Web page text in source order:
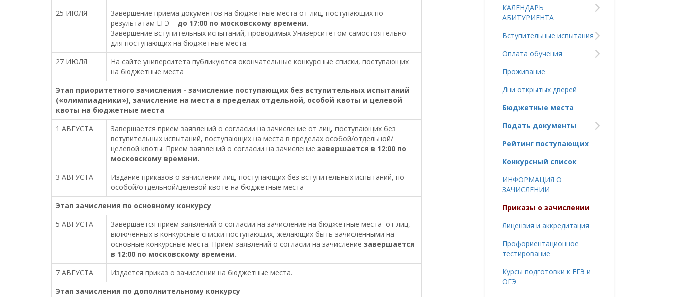
25 ИЮЛЯ
Завершение приема документов на бюджетные места от лиц, поступающих по
результатам ЕГЭ – до 17:00 по московскому времени.
Завершение вступительных испытаний, проводимых Университетом самостоятельно
для поступающих на бюджетные места.
27 ИЮЛЯ
На сайте университета публикуются окончательные конкурсные списки, поступающих
на бюджетные места
Этап приоритетного зачисления - зачисление поступающих без вступительных испытаний
(«олимпиадники»), зачисление на места в пределах отдельной, особой квоты и целевой
квоты на бюджетные места
1 АВГУСТА
Завершается прием заявлений о согласии на зачисление от лиц, поступающих без
вступительных испытаний, поступающих на места в пределах особой/отдельной/
целевой квоты. Прием заявлений о согласии на зачисление завершается в 12:00 по
московскому времени.
3 АВГУСТА
Издание приказов о зачислении лиц, поступающих без вступительных испытаний, по
особой/отдельной/целевой квоте на бюджетные места
Этап зачисления по основному конкурсу
5 АВГУСТА
Завершается прием заявлений о согласии на зачисление на бюджетные места от лиц,
включенных в конкурсные списки поступающих, желающих быть зачисленными на
основные конкурсные места. Прием заявлений о согласии на зачисление завершается
в 12:00 по московскому времени.
7 АВГУСТА
Издается приказ о зачислении на бюджетные места.
Этап зачисления по дополнительному конкурсу
КАЛЕНДАРЬ
АБИТУРИЕНТА
Вступительные испытания
Оплата обучения
Проживание
Дни открытых дверей
Бюджетные места
Подать документы
Рейтинг поступающих
Конкурсный список
ИНФОРМАЦИЯ О
ЗАЧИСЛЕНИИ
Приказы о зачислении
Лицензия и аккредитация
Профориентационное
тестирование
Курсы подготовки к ЕГЭ и
ОГЭ